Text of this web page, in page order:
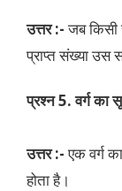
उत्तर :-जब किसी
प्राप्त संख्या उस
प्रश्न 5. वर्ग का
उत्तर :-एक वर्ग
होता है।